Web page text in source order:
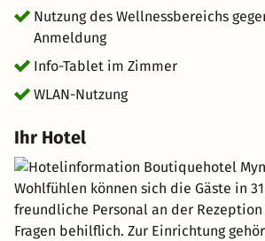
entspannte Atmosphäre für einen
kurz-mal-weg.de wünscht Ihnen einen
Aufenthalt im schönen Husum
Nutzung des Wellnessbereichs
Anmeldung
Info-Tablet im Zimmer
WLAN-Nutzung
Ihr Hotel
Wohlfühlen können sich die Gäste in
freundliche Personal an der
Fragen behilflich. Zur Einrichtung